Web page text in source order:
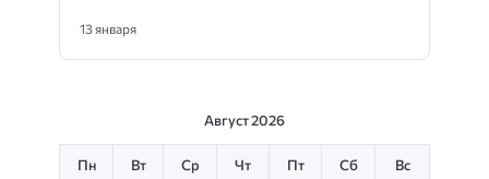
13 января
Август 2026
Пн Вт Ср Чт Пт Сб Вс